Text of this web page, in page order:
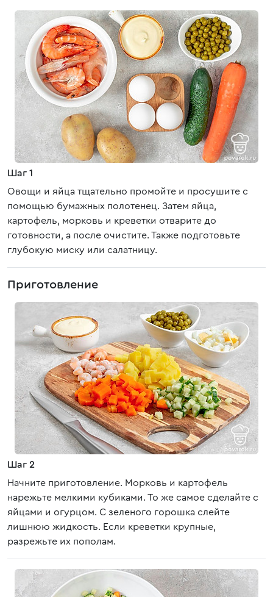
Шаг 1
Овощи и яйца тщательно промойте и просушите с
помощью бумажных полотенец. Затем яйца,
картофель, морковь и креветки отварите до
готовности, а после очистите. Также подготовьте
глубокую миску или салатницу.
Приготовление
Шаг 2
Начните приготовление. Морковь и картофель
нарежьте мелкими кубиками. То же самое сделайте с
яйцами и огурцом. С зеленого горошка слейте
лишнюю жидкость. Если креветки крупные,
разрежьте их пополам.